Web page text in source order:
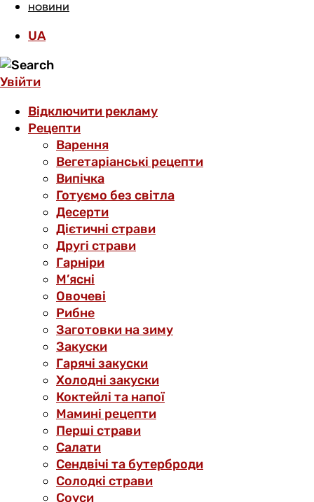
НОВИНИ
UA
Увійти
Відключити рекламу
Рецепти
Варення
Вегетаріанські рецепти
Випічка
Готуємо без світла
Десерти
Дієтичні страви
Другі страви
Гарніри
М’ясні
Овочеві
Рибне
Заготовки на зиму
Закуски
Гарячі закуски
Холодні закуски
Коктейлі та напої
Мамині рецепти
Перші страви
Салати
Сендвічі та бутерброди
Солодкі страви
Соуси